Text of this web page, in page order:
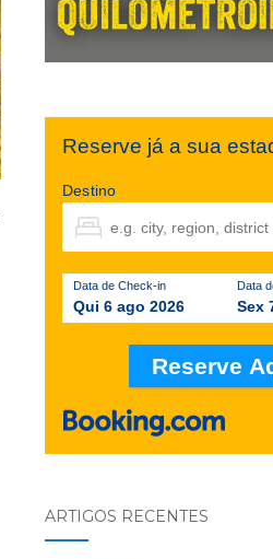
Reserve já a sua
Destino
Data de Check-in
Qui 6 ago 2026
Data
Sex
ARTIGOS RECENTES